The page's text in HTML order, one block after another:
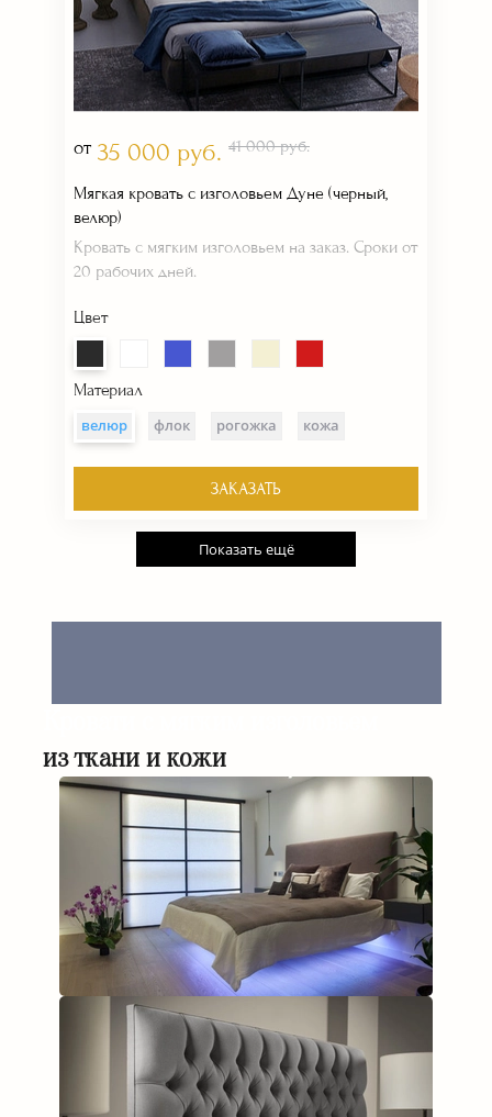
от 35 000 руб. 41 000 руб.
Мягкая кровать с изголовьем Дуне (черный,
велюр)
Кровать с мягким изголовьем на заказ. Сроки от
20 рабочих дней.
Цвет
Материал
велюр
флок рогожка кожа
ЗАКАЗАТЬ
Показать ещё
из ткани и кожи